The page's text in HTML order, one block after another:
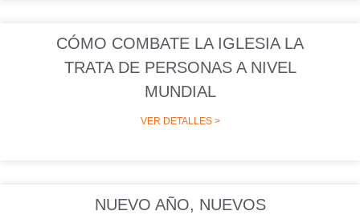
CÓMO COMBATE LA IGLESIA LA
TRATA DE PERSONAS A NIVEL
MUNDIAL
VER DETALLES >
NUEVO AÑO, NUEVOS